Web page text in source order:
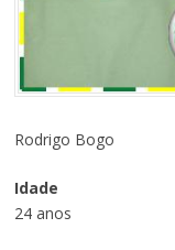
Rodrigo Bogo
Idade
24 anos